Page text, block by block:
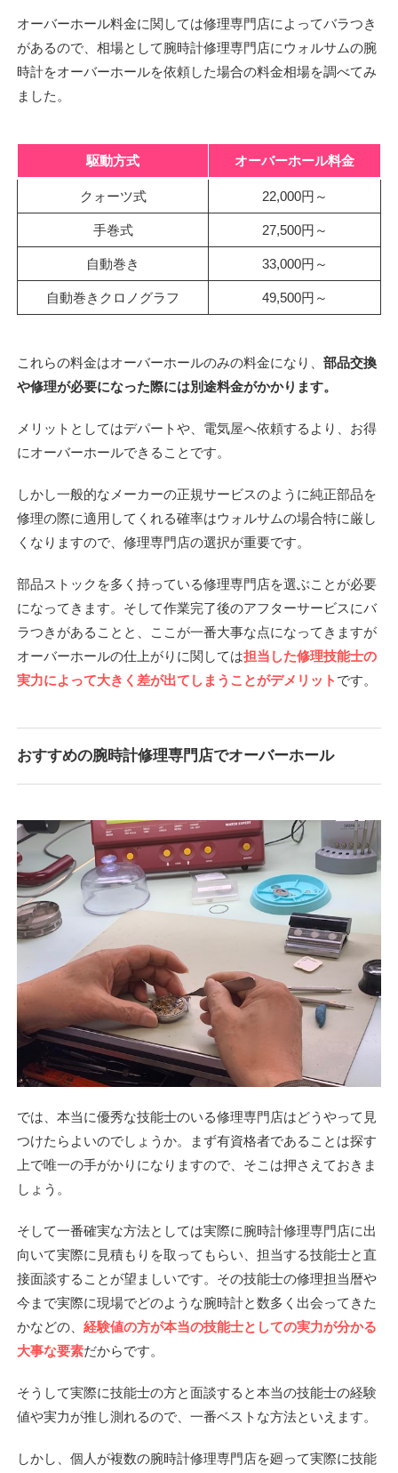
オーバーホール料金に関しては修理専門店によってバラつき
があるので、相場として腕時計修理専門店にウォルサムの腕
時計をオーバーホールを依頼した場合の料金相場を調べてみ
ました。
駆動方式 オーバーホール料金
クォーツ式 22,000円～
手巻式 27,500円～
自動巻き 33,000円～
自動巻きクロノグラフ 49,500円～
これらの料金はオーバーホールのみの料金になり、 部品交換
や修理が必要になった際には別途料金がかかります。
メリットとしてはデパートや、電気屋へ依頼するより、お得
にオーバーホールできることです。
しかし一般的なメーカーの正規サービスのように純正部品を
修理の際に適用してくれる確率はウォルサムの場合特に厳し
くなりますので、修理専門店の選択が重要です。
部品ストックを多く持っている修理専門店を選ぶことが必要
になってきます。そして作業完了後のアフターサービスにバ
ラつきがあることと、ここが一番大事な点になってきますが
オーバーホールの仕上がりに関しては担当した修理技能士の
実力によって大きく差が出てしまうことがデメリット です。
おすすめの腕時計修理専門店でオーバーホール
では、本当に優秀な技能士のいる修理専門店はどうやって見
つけたらよいのでしょうか。まず有資格者であることは探す
上で唯一の手がかりになりますので、そこは押さえておきま
しょう。
そして一番確実な方法としては実際に腕時計修理専門店に出
向いて実際に見積もりを取ってもらい、担当する技能士と直
接面談することが望ましいです。その技能士の修理担当暦や
今まで実際に現場でどのような腕時計と数多く出会ってきた
かなどの、 経験値の方が本当の技能士としての実力が分かる
大事な要素だからです。
そうして実際に技能士の方と面談すると本当の技能士の経験
値や実力が推し測れるので、一番ベストな方法といえます。
しかし、個人が複数の腕時計修理専門店を廻って実際に技能